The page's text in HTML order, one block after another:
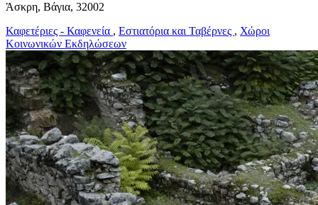
Άσκρη, Βάγια, 32002
Καφετέριες - Καφενεία , Εστιατόρια και Ταβέρνες , Χώροι
Κοινωνικών Εκδηλώσεων